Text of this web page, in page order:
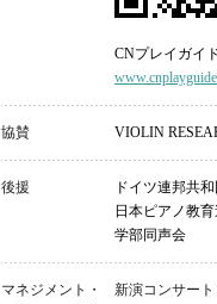
CNプレイガイ
協賛 VIOLIN
後援
ドイツ連邦共
日本ピアノ教
学部同声会
マネジメント・
新演コンサート